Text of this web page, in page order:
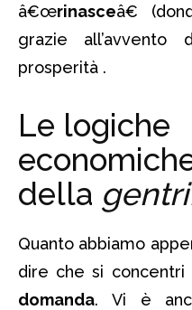
â€œrinasceâ€
grazie all’avvento
prosperità .
Le logiche
della
Quanto abbiamo
dire che si concentri
domanda. Vi è